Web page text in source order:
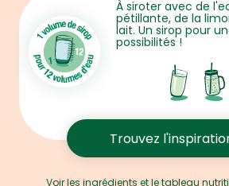
À siroter avec de
pétillante, de la
lait. Un sirop pour
possibilités !
Trouvez
Voir les ingrédients et le tableau